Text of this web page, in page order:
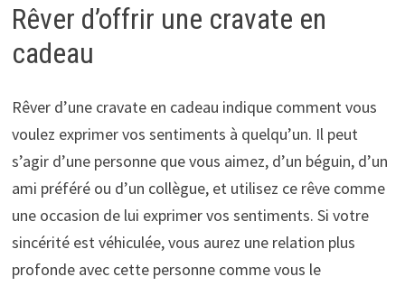
Rêver d’offrir une cravate en
cadeau
Rêver d’une cravate en cadeau indique comment vous
voulez exprimer vos sentiments à quelqu’un. Il peut
s’agir d’une personne que vous aimez, d’un béguin, d’un
ami préféré ou d’un collègue, et utilisez ce rêve comme
une occasion de lui exprimer vos sentiments. Si votre
sincérité est véhiculée, vous aurez une relation plus
profonde avec cette personne comme vous le